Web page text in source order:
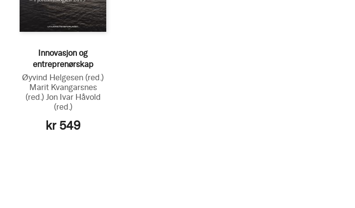
Innovasjon og
entreprenørskap
Øyvind Helgesen (red.)
Marit Kvangarsnes
(red.) Jon Ivar Håvold
(red.)
kr 549